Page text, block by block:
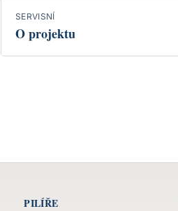
SERVISNÍ
O projektu
PILÍŘE